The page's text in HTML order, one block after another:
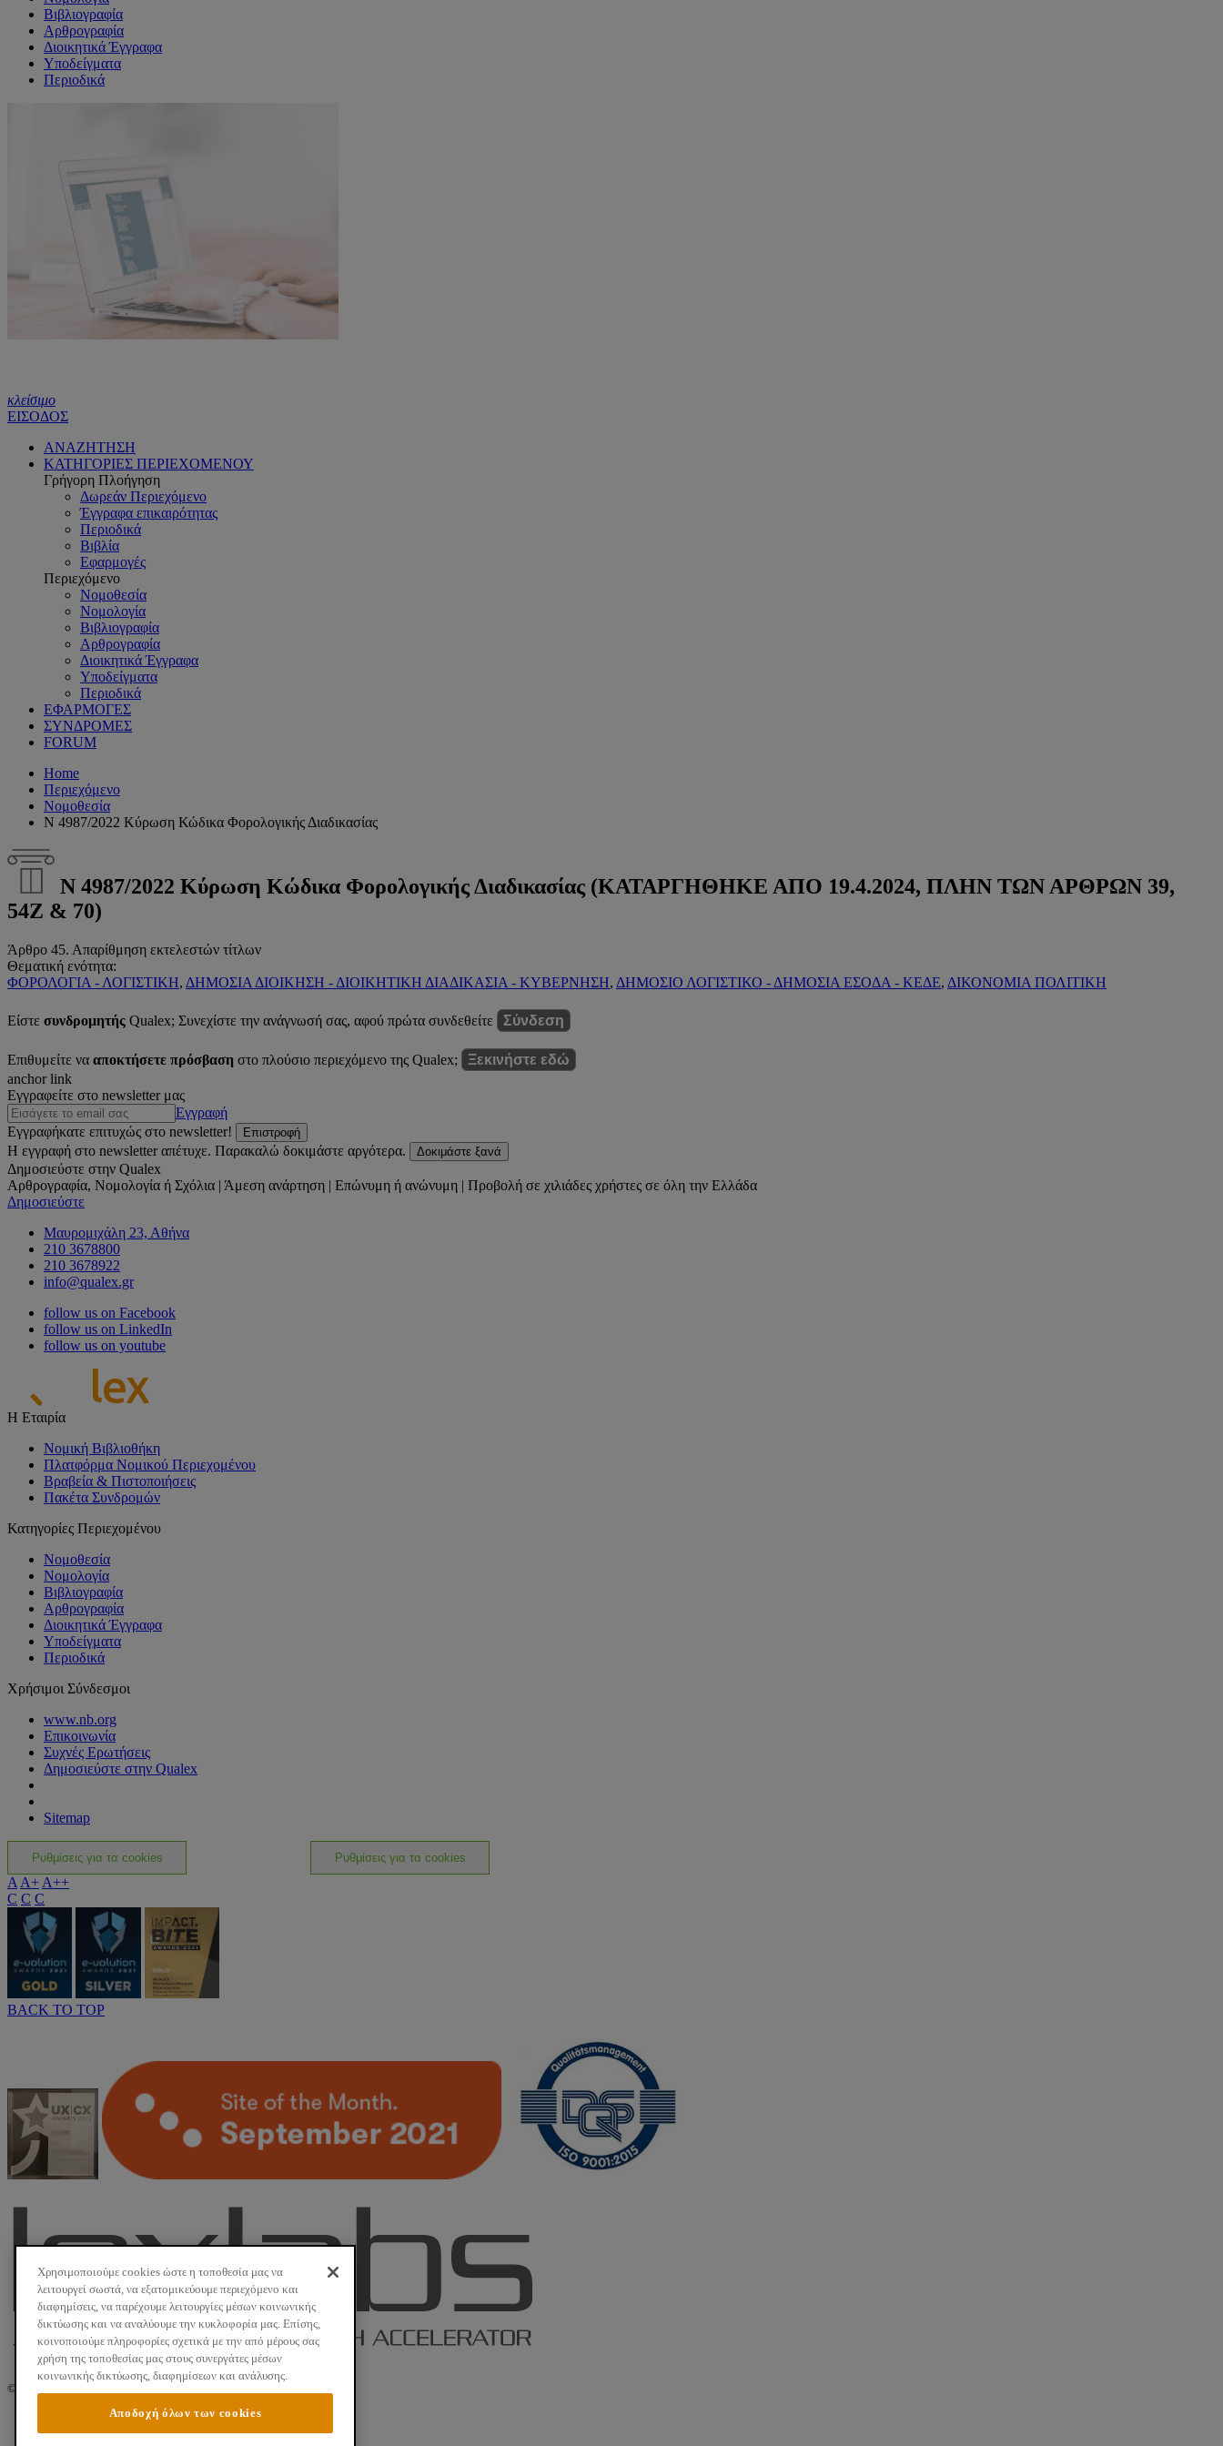
Βιβλιογραφία
Αρθρογραφία
Διοικητικά Έγγραφα
Υποδείγματα
Περιοδικά
κλείσιμο
ΕΙΣΟΔΟΣ
ΑΝΑΖΗΤΗΣΗ
ΚΑΤΗΓΟΡΙΕΣ ΠΕΡΙΕΧΟΜΕΝΟΥ
Γρήγορη Πλοήγηση
Δωρεάν Περιεχόμενο
Έγγραφα επικαιρότητας
Περιοδικά
Βιβλία
Εφαρμογές
Περιεχόμενο
Νομοθεσία
Νομολογία
Βιβλιογραφία
Αρθρογραφία
Διοικητικά Έγγραφα
Υποδείγματα
Περιοδικά
ΕΦΑΡΜΟΓΕΣ
ΣΥΝΔΡΟΜΕΣ
FORUM
Home
Περιεχόμενο
Νομοθεσία
Ν 4987/2022 Κύρωση Κώδικα Φορολογικής Διαδικασίας
Ν 4987/2022 Κύρωση Κώδικα Φορολογικής Διαδικασίας (ΚΑΤΑΡΓΗΘΗΚΕ ΑΠΟ 19.4.2024, ΠΛΗΝ ΤΩΝ ΑΡΘΡΩΝ 39,
54Ζ & 70)
Άρθρο 45. Απαρίθμηση εκτελεστών τίτλων
Θεματική ενότητα:
ΦΟΡΟΛΟΓΙΑ - ΛΟΓΙΣΤΙΚΗ, ΔΗΜΟΣΙΑ ΔΙΟΙΚΗΣΗ - ΔΙΟΙΚΗΤΙΚΗ ΔΙΑΔΙΚΑΣΙΑ - ΚΥΒΕΡΝΗΣΗ, ΔΗΜΟΣΙΟ ΛΟΓΙΣΤΙΚΟ - ΔΗΜΟΣΙΑ ΕΣΟΔΑ - ΚΕΔΕ, ΔΙΚΟΝΟΜΙΑ ΠΟΛΙΤΙΚΗ
Είστε συνδρομητής Qualex; Συνεχίστε την ανάγνωσή σας, αφού πρώτα συνδεθείτε Σύνδεση
Επιθυμείτε να αποκτήσετε πρόσβαση στο πλούσιο περιεχόμενο της Qualex;
Ξεκινήστε εδώ
anchor link
Εγγραφείτε στο newsletter μας
Εγγραφή
Εγγραφήκατε επιτυχώς στο newsletter!
Επιστροφή
Η εγγραφή στο newsletter απέτυχε. Παρακαλώ δοκιμάστε αργότερα. Δοκιμάστε ξανά
Δημοσιεύστε στην Qualex
Αρθρογραφία, Νομολογία ή Σχόλια | Άμεση ανάρτηση | Επώνυμη ή ανώνυμη | Προβολή σε χιλιάδες χρήστες σε όλη την Ελλάδα
Δημοσιεύστε
Μαυρομιχάλη 23, Αθήνα
210 3678800
210 3678922
info@qualex.gr
follow us on Facebook
follow us on LinkedIn
follow us on youtube
Η Εταιρία
Νομική Βιβλιοθήκη
Πλατφόρμα Νομικού Περιεχομένου
Βραβεία & Πιστοποιήσεις
Πακέτα Συνδρομών
Κατηγορίες Περιεχομένου
Νομοθεσία
Νομολογία
Βιβλιογραφία
Αρθρογραφία
Διοικητικά Έγγραφα
Υποδείγματα
Περιοδικά
Χρήσιμοι Σύνδεσμοι
www.nb.org
Επικοινωνία
Συχνές Ερωτήσεις
Δημοσιεύστε στην Qualex
Sitemap
Ρυθμίσεις για τα cookies Ρυθμίσεις για τα cookies
A A+ A++
C C C
BACK TO TOP
©
2026 Νομική Βιβλιοθήκη. All Rights Reserved.
Χρησιμοποιούμε cookies ώστε η τοποθεσία μας να
λειτουργεί σωστά, να εξατομικεύουμε περιεχόμενο και
διαφημίσεις, να παρέχουμε λειτουργίες μέσων κοινωνικής
δικτύωσης και να αναλύουμε την κυκλοφορία μας. Επίσης,
κοινοποιούμε πληροφορίες σχετικά με την από μέρους σας
χρήση της τοποθεσίας μας στους συνεργάτες μέσων
κοινωνικής δικτύωσης, διαφημίσεων και ανάλυσης.
Αποδοχή όλων των cookies